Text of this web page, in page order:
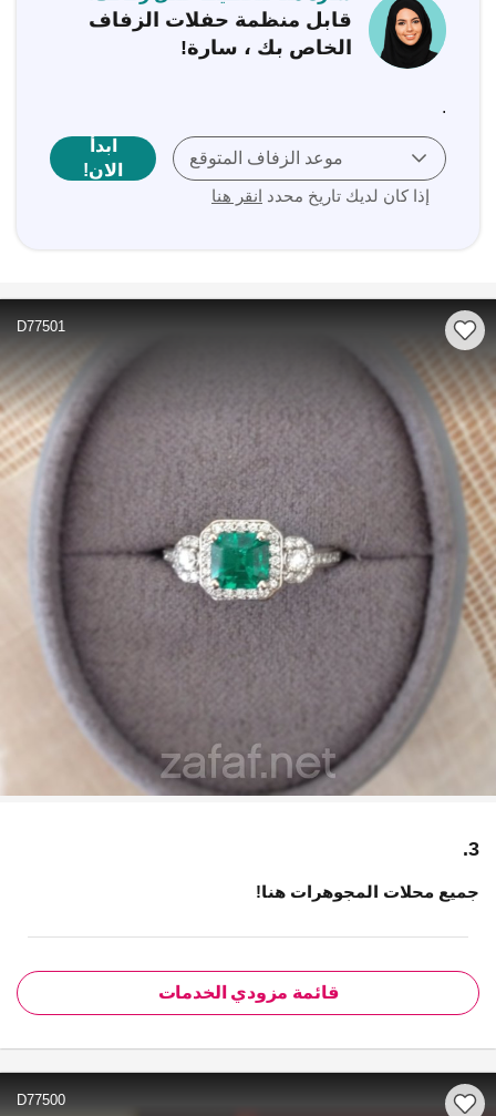
قابل منظمة حفلات الزفاف
الخاص بك ، سارة!
.
موعد الزفاف المتوقع
إذا كان لديك تاريخ محدد انقر هنا
ابدأ
الان!
D77501
3.
جميع محلات المجوهرات هنا!
قائمة مزودي الخدمات
D77500